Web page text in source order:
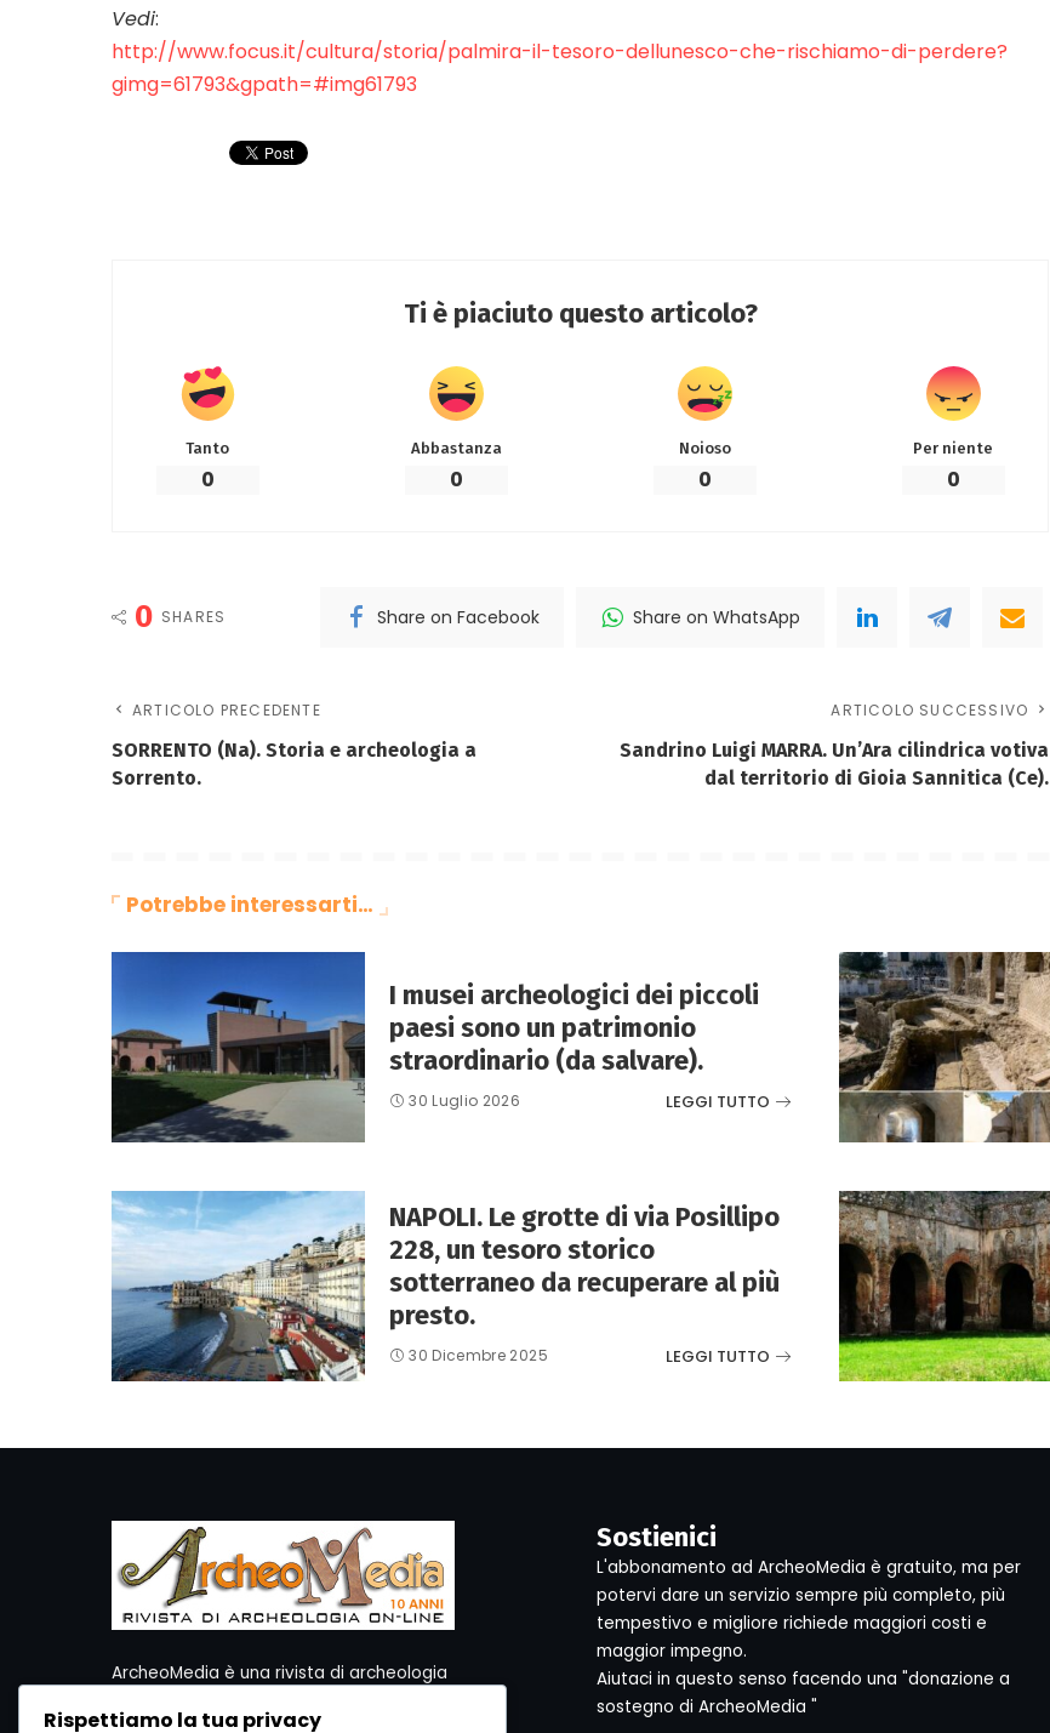
Vedi:
http://www.focus.it/cultura/storia/palmira-il-tesoro-dellunesco-che-rischiamo-di-perdere?
gimg=61793&gpath=#img61793
Ti è piaciuto questo articolo?
Tanto
0
Abbastanza
0
Noioso
0
Per niente
0
0 SHARES Share on Facebook Share on WhatsApp
ARTICOLO PRECEDENTE
SORRENTO (Na). Storia e archeologia a
Sorrento.
ARTICOLO SUCCESSIVO
Sandrino Luigi MARRA. Un’Ara cilindrica votiva
dal territorio di Gioia Sannitica (Ce).
Potrebbe interessarti…
I musei archeologici dei piccoli
paesi sono un patrimonio
straordinario (da salvare).
30 Luglio 2026 LEGGI TUTTO
NAPOLI. Le grotte di via Posillipo
228, un tesoro storico
sotterraneo da recuperare al più
presto.
30 Dicembre 2025 LEGGI TUTTO
ArcheoMedia è una rivista di archeologia
Sostienici
L'abbonamento ad ArcheoMedia è gratuito, ma per
potervi dare un servizio sempre più completo, più
tempestivo e migliore richiede maggiori costi e
maggior impegno.
Aiutaci in questo senso facendo una "donazione a
sostegno di ArcheoMedia "
Rispettiamo la tua privacy